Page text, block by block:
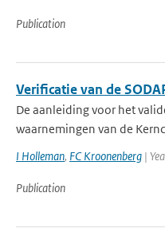
Publication
Verificatie van de
De aanleiding voor het
waarnemingen van de
I Holleman, FC Kroonenberg |
Publication